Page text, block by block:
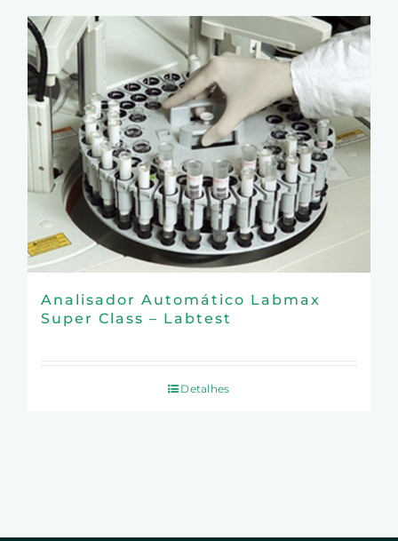
Analisador Automático Labmax
Super Class – Labtest
Detalhes